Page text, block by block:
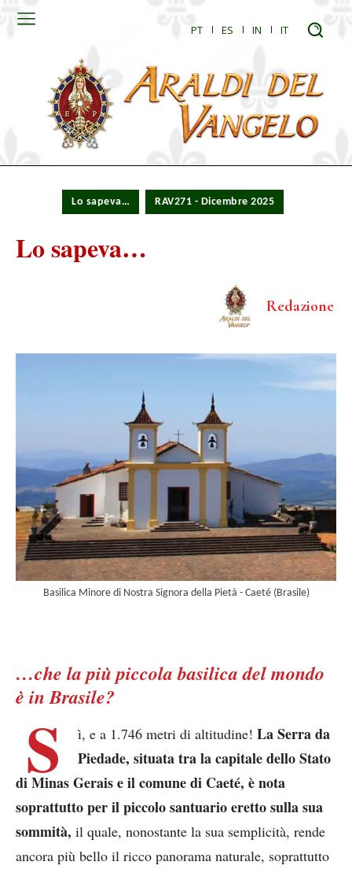
PT ES IN IT
Lo sapeva… RAV271 - Dicembre 2025
Lo sapeva…
Redazione
Basilica Minore di Nostra Signora della Pietà - Caeté (Brasile)
…che la più piccola basilica del mondo
è in Brasile?
S ì, e a 1.746 metri di altitudine! La Serra da
Piedade, situata tra la capitale dello Stato
di Minas Gerais e il comune di Caeté, è nota
soprattutto per il piccolo santuario eretto sulla sua
sommità, il quale, nonostante la sua semplicità, rende
ancora più bello il ricco panorama naturale, soprattutto